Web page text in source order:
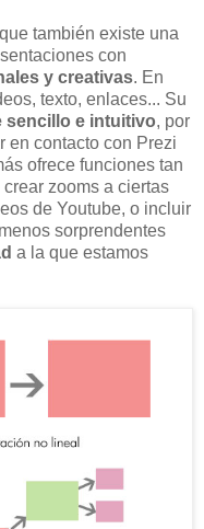
también existe una
con
y creativas. En
texto, enlaces... Su
sencillo e intuitivo, por
en contacto con Prezi
ofrece funciones tan
zooms a ciertas
de Youtube, o incluir
sorprendentes
a la que estamos